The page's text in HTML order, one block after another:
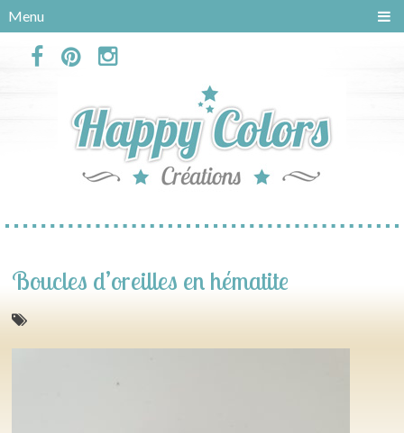
Menu
Boucles d’oreilles en hématite
Panneau de gestion des cookies